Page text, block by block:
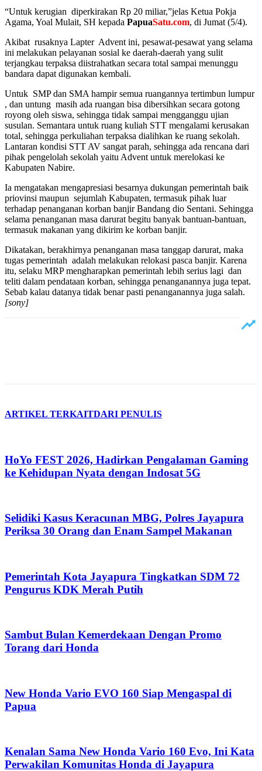
“Untuk kerugian diperkirakan Rp 20 miliar,”jelas Ketua Pokja
Agama, Yoal Mulait, SH kepada PapuaSatu.com, di Jumat (5/4).
Akibat rusaknya Lapter Advent ini, pesawat-pesawat yang selama
ini melakukan pelayanan sosial ke daerah-daerah yang sulit
terjangkau terpaksa diistrahatkan secara total sampai menunggu
bandara dapat digunakan kembali.
Untuk SMP dan SMA hampir semua ruangannya tertimbun lumpur
, dan untung masih ada ruangan bisa dibersihkan secara gotong
royong oleh siswa, sehingga tidak sampai mengganggu ujian
susulan. Semantara untuk ruang kuliah STT mengalami kerusakan
total, sehingga perkuliahan terpaksa dialihkan ke ruang sekolah.
Lantaran kondisi STT AV sangat parah, sehingga ada rencana dari
pihak pengelolah sekolah yaitu Advent untuk merelokasi ke
Kabupaten Nabire.
Ia mengatakan mengapresiasi besarnya dukungan pemerintah baik
priovinsi maupun sejumlah Kabupaten, termasuk pihak luar
terhadap penanganan korban banjir Bandang dio Sentani. Sehingga
selama penanganan masa darurat begitu banyak bantuan-bantuan,
termasuk makanan yang dikirim ke korban banjir.
Dikatakan, berakhirnya penanganan masa tanggap darurat, maka
tugas pemerintah adalah melakukan relokasi pasca banjir. Karena
itu, selaku MRP mengharapkan pemerintah lebih serius lagi dan
teliti dalam pendataan korban, sehingga penanganannya juga tepat.
Sebab kalau datanya tidak benar pasti penanganannya juga salah.
[sony]
ARTIKEL TERKAITDARI PENULIS
HoYo FEST 2026, Hadirkan Pengalaman Gaming
ke Kehidupan Nyata dengan Indosat 5G
Selidiki Kasus Keracunan MBG, Polres Jayapura
Periksa 30 Orang dan Enam Sampel Makanan
Pemerintah Kota Jayapura Tingkatkan SDM 72
Pengurus KDK Merah Putih
Sambut Bulan Kemerdekaan Dengan Promo
Torang dari Honda
New Honda Vario EVO 160 Siap Mengaspal di
Papua
Kenalan Sama New Honda Vario 160 Evo, Ini Kata
Perwakilan Komunitas Honda di Jayapura